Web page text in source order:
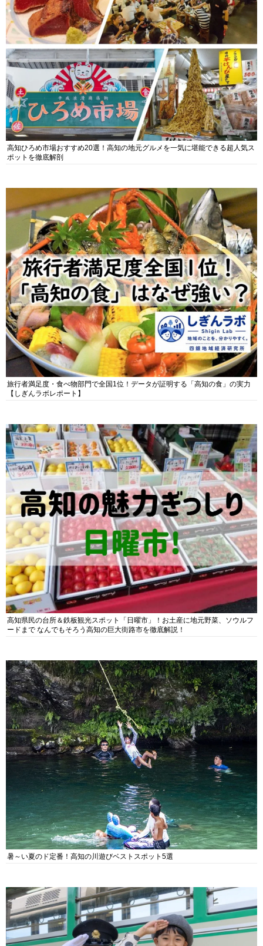
高知ひろめ市場おすすめ20選！高知の地元グルメを一気に堪能できる超人気ス
ポットを徹底解剖
旅行者満足度・食べ物部門で全国1位！データが証明する「高知の食」の実力
【しぎんラボレポート】
高知県民の台所＆鉄板観光スポット「日曜市」！お土産に地元野菜、ソウルフ
ードまで なんでもそろう高知の巨大街路市を徹底解説！
暑～い夏のド定番！高知の川遊びベストスポット5選